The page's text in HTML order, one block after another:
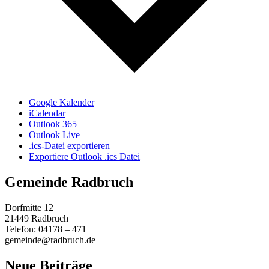
Google Kalender
iCalendar
Outlook 365
Outlook Live
.ics-Datei exportieren
Exportiere Outlook .ics Datei
Gemeinde Radbruch
Dorfmitte 12
21449 Radbruch
Telefon: 04178 – 471
gemeinde@radbruch.de
Neue Beiträge